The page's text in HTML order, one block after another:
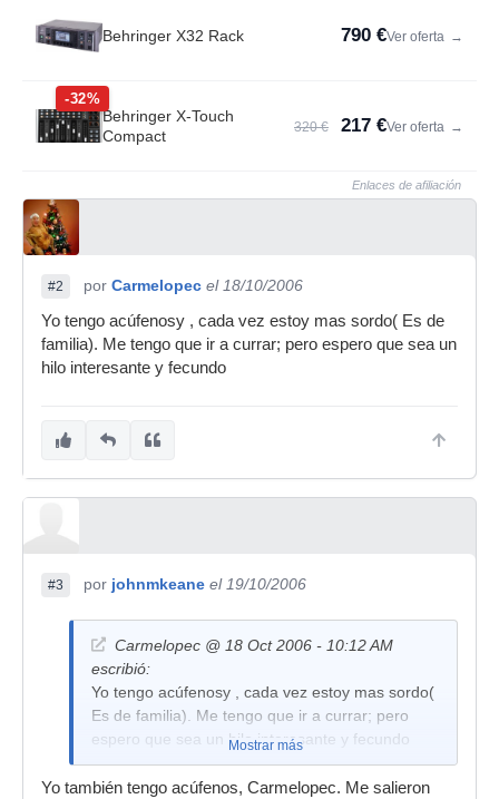
Behringer X32 Rack 790 €Ver oferta →
-32%
Behringer X-Touch
Compact
320 € 217 €Ver oferta →
Enlaces de afiliación
#2 por Carmelopec el 18/10/2006
Yo tengo acúfenosy , cada vez estoy mas sordo( Es de
familia). Me tengo que ir a currar; pero espero que sea un
hilo interesante y fecundo
#3 por johnmkeane el 19/10/2006
Carmelopec @ 18 Oct 2006 - 10:12 AM
escribió:
Yo tengo acúfenosy , cada vez estoy mas sordo(
Es de familia). Me tengo que ir a currar; pero
espero que sea un hilo interesante y fecundo
Mostrar más
Yo también tengo acúfenos, Carmelopec. Me salieron